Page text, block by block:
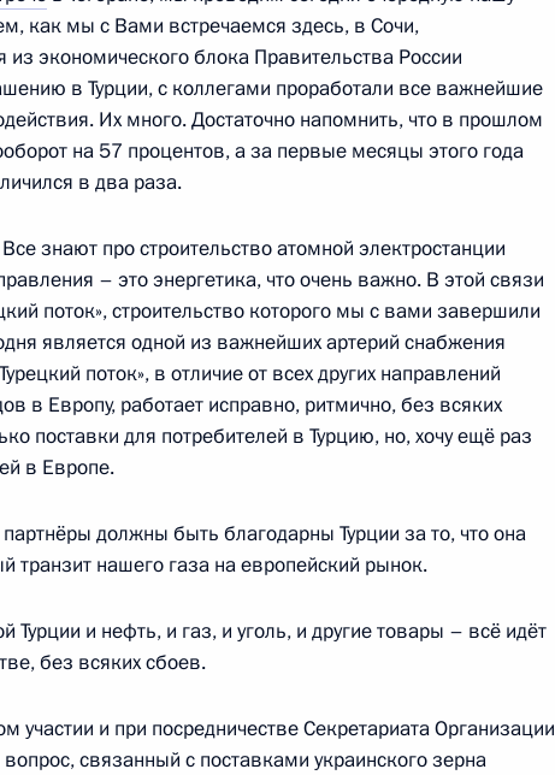
область, Ново-Огарёво
гостям X Московской конференции
1
фестиваля «Таврида.Арт»
парка «Патриот» 6
Марий Эл Юрием Зайцевым
как мы с Вами встречаемся здесь, в Сочи,
из экономического блока Правительства России
в Турции, с коллегами проработали все важнейшие
Их много. Достаточно напомнить, что в прошлом
на 57 процентов, а за первые месяцы этого года
в два раза.
знают про строительство атомной электростанции
– это энергетика, что очень важно. В этой связи
поток», строительство которого мы с вами завершили
является одной из важнейших артерий снабжения
поток», в отличие от всех других направлений
в Европу, работает исправно, ритмично, без всяких
поставки для потребителей в Турцию, но, хочу ещё раз
в Европе.
должны быть благодарны Турции за то, что она
транзит нашего газа на европейский рынок.
Турции и нефть, и газ, и уголь, и другие товары – всё идёт
без всяких сбоев.
участии и при посредничестве Секретариата Организации
связанный с поставками украинского зерна